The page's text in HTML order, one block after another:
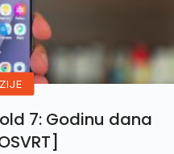
7: Godinu dana